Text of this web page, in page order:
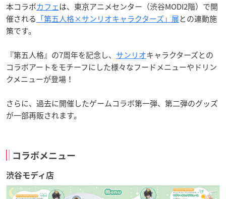
本コラボカフェは、東京アニメセンター（渋谷MODI2階）で開
催される 「第五人格×サンリオキャラクターズ」展との連動施
策です。
『第五人格』の7周年を記念し、 サンリオキャラクターズとの
コラボアートをモチーフにした様々なフードメニューやドリン
クメニューが登場！
さらに、過去に開催したゲームコラボ第一弾、第二弾のグッズ
が一部再販されます。
コラボメニュー
渋谷モディ店